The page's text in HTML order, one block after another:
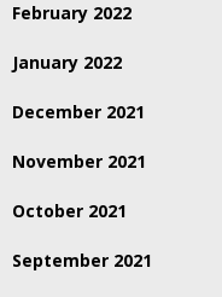
February 2022
January 2022
December 2021
November 2021
October 2021
September 2021